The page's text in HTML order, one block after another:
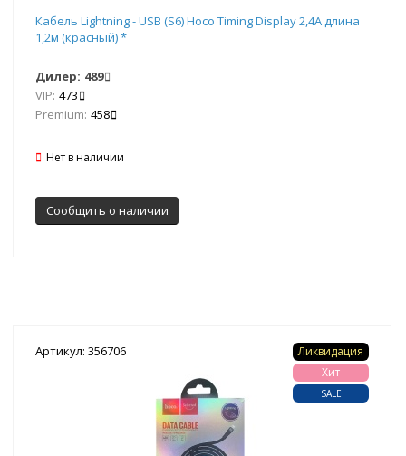
Кабель Lightning - USB (S6) Hoco Timing Display 2,4А длина
1,2м (красный) *
Дилер: 489
VIP: 473
Premium: 458
Нет в наличии
Сообщить о наличии
Артикул: 356706
Ликвидация
Хит
SALE